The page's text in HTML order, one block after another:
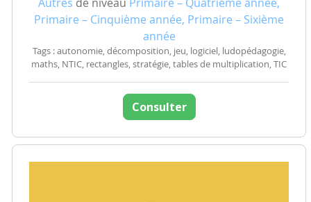
Primaire – Cinquième année, Primaire – Sixième
année
Tags : autonomie, décomposition, jeu, logiciel, ludopédagogie,
maths, NTIC, rectangles, stratégie, tables de multiplication, TIC
Consulter